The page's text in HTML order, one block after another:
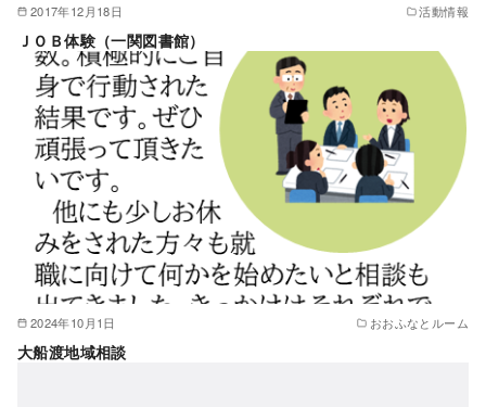
2017年12月18日 活動情報
ＪＯＢ体験（一関図書館）
2024年10月1日 おおふなとルーム
大船渡地域相談